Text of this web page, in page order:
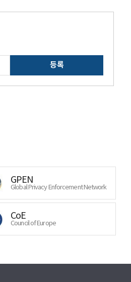
등록
GPEN
Global Privacy Enforcement Network
CoE
Council of Europe